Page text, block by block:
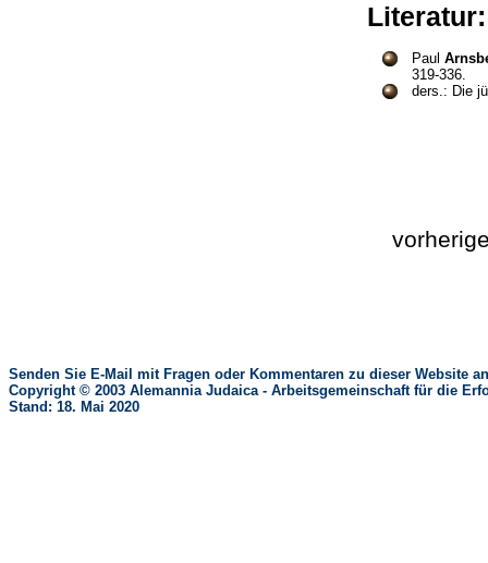
Paul
319-336.
ders.: Die
Senden Sie E-Mail mit Fragen oder Kommentaren zu dieser Website
Copyright © 2003 Alemannia Judaica - Arbeitsgemeinschaft für die
Stand: 18. Mai 2020